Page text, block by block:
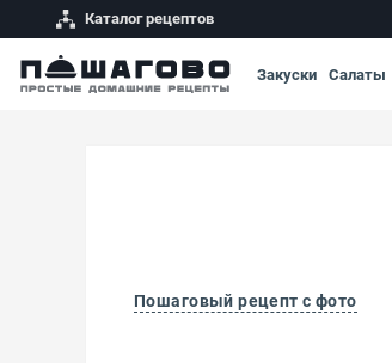
Каталог рецептов
Закуски Салаты
Пошаговый рецепт с фото